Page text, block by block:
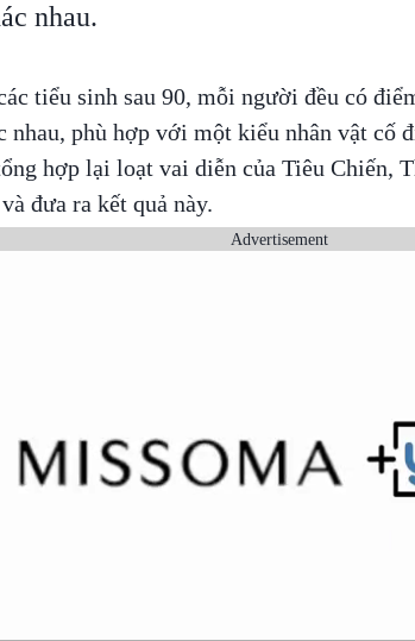
nhau.
tiểu sinh sau 90, mỗi người đều có
nhau, phù hợp với một kiểu nhân vật cố
hợp lại loạt vai diễn của Tiêu Chiến,
đưa ra kết quả này.
Advertisement